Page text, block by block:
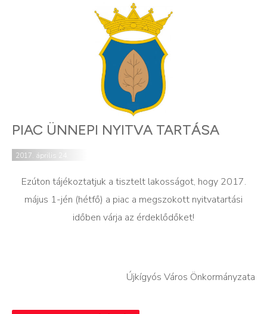
PIAC ÜNNEPI NYITVA TARTÁSA
2017. április 24.
Ezúton tájékoztatjuk a tisztelt lakosságot, hogy 2017.
május 1-jén (hétfő) a piac a megszokott nyitvatartási
időben várja az érdeklődőket!
Újkígyós Város Önkormányzata